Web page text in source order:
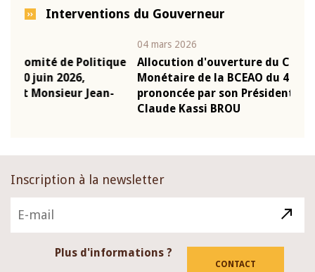
Interventions du Gouverneur
Allocution d'ouverture du Comité de Politique
Monétaire de la BCEAO du 4 mars 2026,
prononcée par son Président Monsieur Jean-
Inscription à la newsletter
Plus d'informations ?
CONTACT